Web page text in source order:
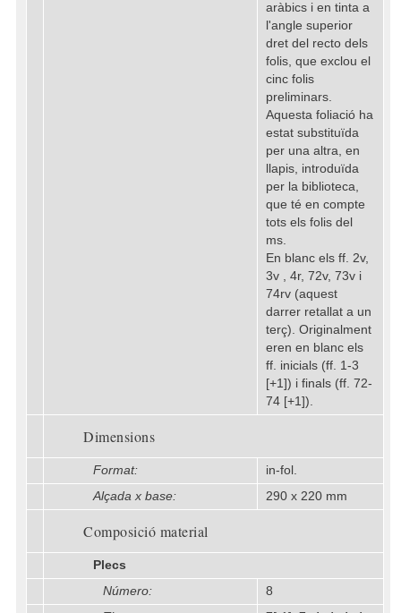
aràbics i en tinta a
l'angle superior
dret del recto dels
folis, que exclou el
cinc folis
preliminars.
Aquesta foliació ha
estat substituïda
per una altra, en
llapis, introduïda
per la biblioteca,
que té en compte
tots els folis del
ms.
En blanc els ff. 2v,
3v , 4r, 72v, 73v i
74rv (aquest
darrer retallat a un
terç). Originalment
eren en blanc els
ff. inicials (ff. 1-3
[+1]) i finals (ff. 72-
74 [+1]).
Dimensions
Format:
in-fol.
Alçada x base:
290 x 220 mm
Composició material
Plecs
Número:
8